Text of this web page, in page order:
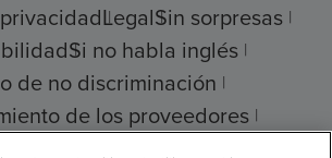
LegalSin sorpresas
Si no habla inglés
de no discriminación
de los proveedores
de precios